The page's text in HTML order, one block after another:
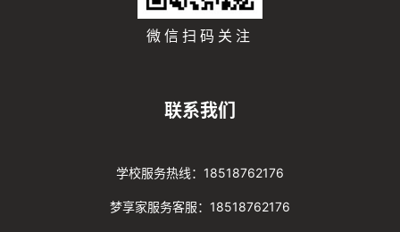
微信扫码关注
联系我们
学校服务热线：18518762176
梦享家服务客服：18518762176